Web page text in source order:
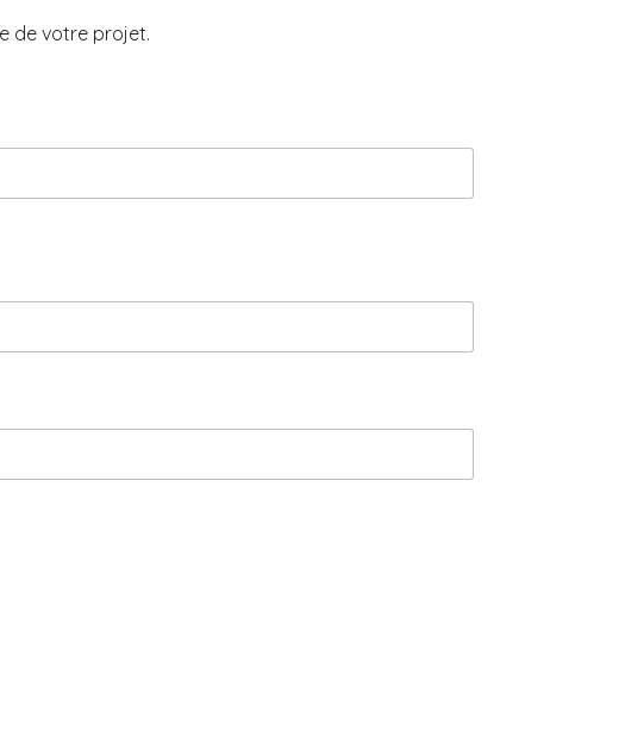
de votre projet.